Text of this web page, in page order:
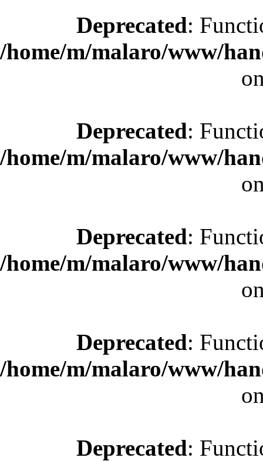
Deprecated:
/home/m/malaro/www/
Deprecated:
/home/m/malaro/www/
Deprecated:
/home/m/malaro/www/
Deprecated:
/home/m/malaro/www/
Deprecated: